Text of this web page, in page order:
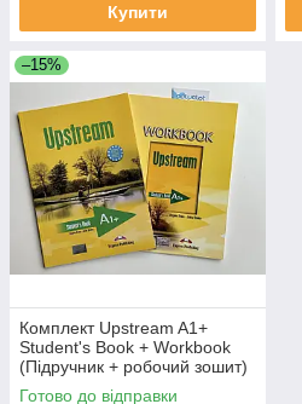
Купити
–15%
Комплект Upstream A1+
Student's Book + Workbook
(Підручник + робочий зошит)
Готово до відправки